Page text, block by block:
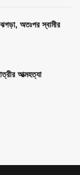
ঝগড়া, অতঃপর স্বামীর
আত্মহত্যা